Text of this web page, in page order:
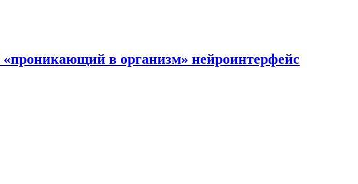
в организм» нейроинтерфейс